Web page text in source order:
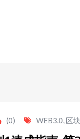
(0) WEB3.0, 区